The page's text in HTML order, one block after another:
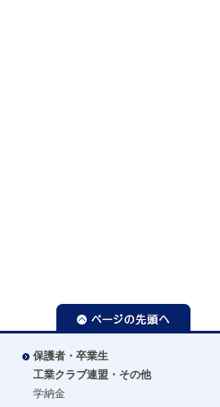
保護者・卒業生
工業クラブ連盟・その他
学納金